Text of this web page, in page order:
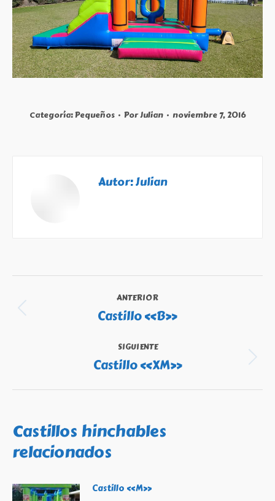
Categoría:Pequeños PorJulian noviembre 7, 2016
Autor:Julian
Navegación
entre
publicaciones
ANTERIOR
Publicación
Castillo «B»
SIGUIENTE
Publicación
Castillo «XM»
Castillos hinchables
relacionados
Castillo «M»